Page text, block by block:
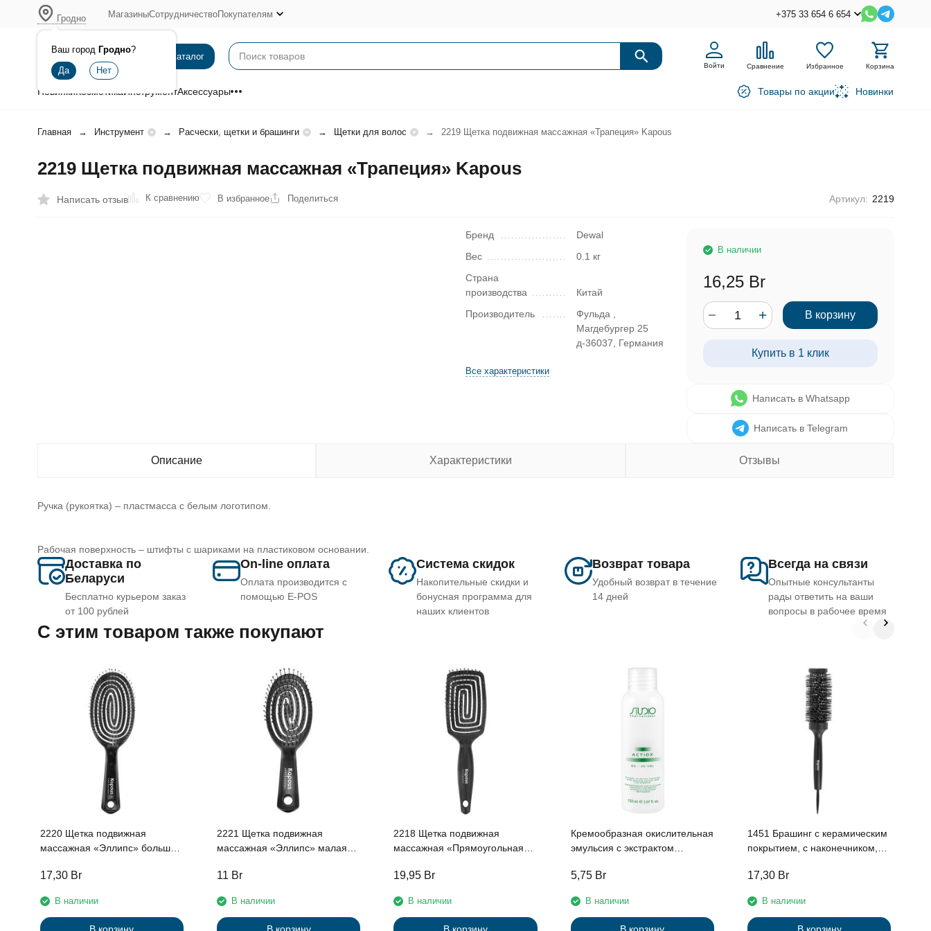
Гродно
Ваш город Гродно?
МагазиныСотрудничествоПокупателям +375 33 654 6 654
Каталог
Войти Сравнение Избранное Корзина
НовинкиКосметикаИнструментАксессуары Товары по акции Новинки
Главная Инструмент Расчески, щетки и брашинги Щетки для волос 2219 Щетка подвижная массажная «Трапеция» Kapous
2219 Щетка подвижная массажная «Трапеция» Kapous
Написать отзыв К сравнению В избранное Поделиться Артикул: 2219
Бренд
Dewal
Вес
0.1 кг
Страна
производства
Китай
Производитель
Фульда ,
Магдебургер 25
д-36037, Германия
Все характеристики
В наличии
16,25 Br
В корзину
Купить в 1 клик
Написать в Whatsapp
Написать в Telegram
Описание Характеристики Отзывы
Ручка (рукоятка) – пластмасса с белым логотипом.
Рабочая поверхность – штифты с шариками на пластиковом основании.
Доставка по
Беларуси
Бесплатно курьером заказ
от 100 рублей
On-line оплата
Оплата производится с
помощью E-POS
Система скидок
Накопительные скидки и
бонусная программа для
наших клиентов
Возврат товара
Удобный возврат в течение
14 дней
Всегда на связи
Опытные консультанты
рады ответить на ваши
вопросы в рабочее время
C этим товаром также покупают
2220 Щетка подвижная
массажная «Эллипс» большая
17,30 Br
В наличии
2221 Щетка подвижная
массажная «Эллипс» малая
11 Br
В наличии
2218 Щетка подвижная
массажная «Прямоугольная»
19,95 Br
В наличии
Кремообразная окислительная
эмульсия с экстрактом
протеинами 6% «ActiOx», 150
5,75 Br
В наличии
1451 Брашинг с керамическим
покрытием, с наконечником,
17,30 Br
В наличии